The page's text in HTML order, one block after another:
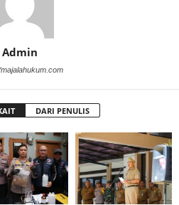
Admin
DARI PENULIS